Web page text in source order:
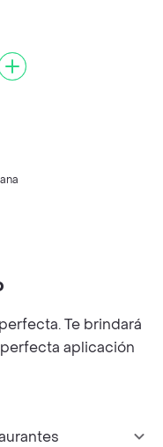
Te brindará
aplicación